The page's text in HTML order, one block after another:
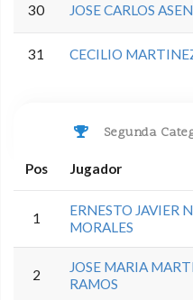
30 JOSE CARLOS
31 CECILIO
Segunda
Pos Jugador
1
ERNESTO JAVIER
MORALES
2
JOSE MARIA
RAMOS